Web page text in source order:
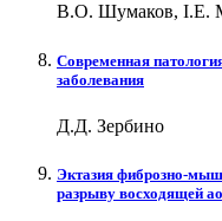
В.О. Шумаков, І.Е.
Современная
заболевания
Д.Д. Зербино
Эктазия фиброзно-
разрыву восходящей